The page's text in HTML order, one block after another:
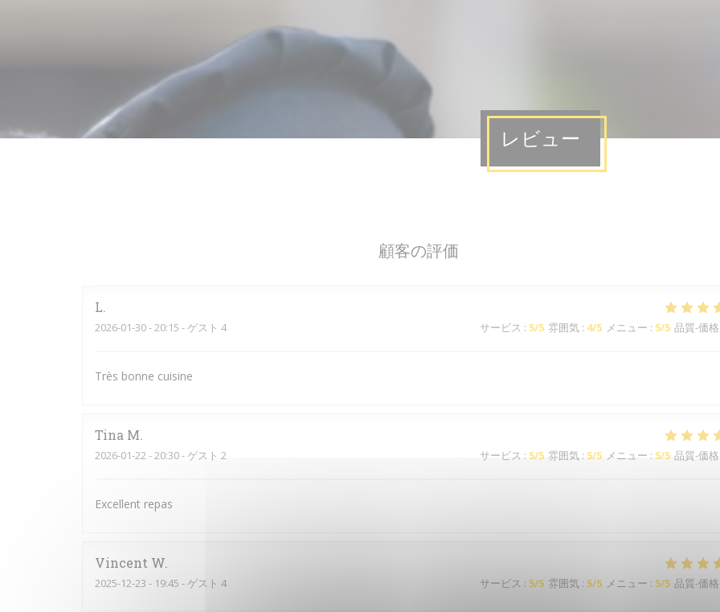
レビュー
顧客の評価
L
2026-01-30- 20:15 - ゲスト 4 サービス : 5/5 雰囲気 : 4/5 メニュー : 5/5 品質-価格
Très bonne cuisine
Tina M
2026-01-22- 20:30 - ゲスト 2 サービス : 5/5 雰囲気 : 5/5 メニュー : 5/5 品質-価格
Excellent repas
Vincent W
2025-12-23 - 19:45 - ゲスト 4 サービス : 5/5 雰囲気 : 5/5 メニュー : 5/5 品質-価格